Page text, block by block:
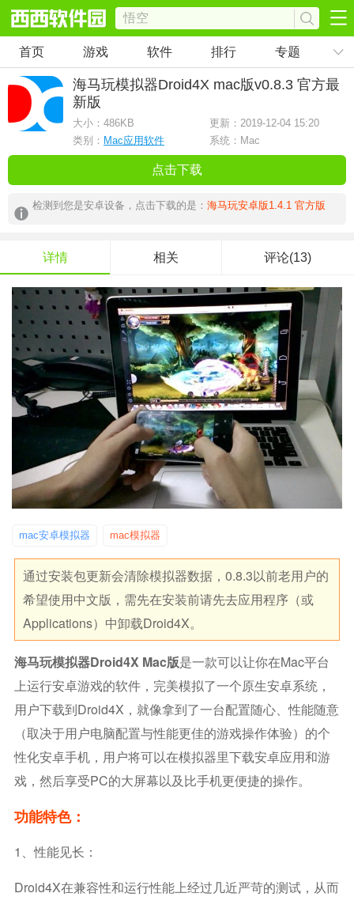
首页 游戏 软件 排行 专题
海马玩模拟器Droid4X mac版v0.8.3 官方最
新版
大小： 486KB
更新：2019-12-04 15:20
类别： Mac应用软件 系统：Mac
点击下载
检测到您是安卓设备，点击下载的是： 海马玩安卓版1.4.1 官方版
详情 相关 评论(13)
mac安卓模拟器 mac模拟器
通过安装包更新会清除模拟器数据，0.8.3以前老用户的
希望使用中文版，需先在安装前请先去应用程序（或
Applications）中卸载Droid4X。
海马玩模拟器Droid4X Mac版是一款可以让你在mac平台
上运行安卓游戏的软件，完美模拟了一个原生安卓系统，
用户下载到Droid4X，就像拿到了一台配置随心、性能随意
（取决于用户电脑配置与性能更佳的游戏操作体验）的个
性化安卓手机，用户将可以在模拟器里下载安卓应用和游
戏，然后享受PC的大屏幕以及比手机更便捷的操作。
功能特色：
1、性能见长：
Droid4X在兼容性和运行性能上经过几近严苛的测试，从而